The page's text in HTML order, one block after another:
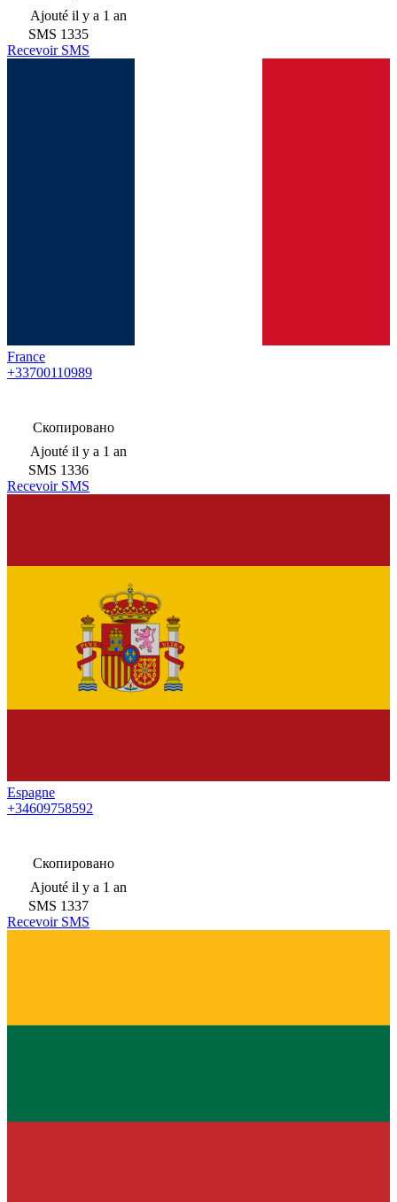
Ajouté il y a 1 an
SMS 1335
Recevoir SMS
France
+33700110989
Скопировано
Ajouté il y a 1 an
SMS 1336
Recevoir SMS
Espagne
+34609758592
Скопировано
Ajouté il y a 1 an
SMS 1337
Recevoir SMS